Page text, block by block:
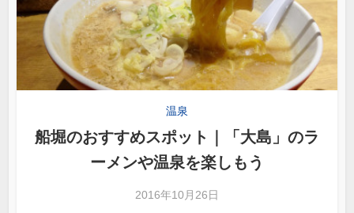
温泉
船堀のおすすめスポット｜「大島」のラ
ーメンや温泉を楽しもう
2016年10月26日